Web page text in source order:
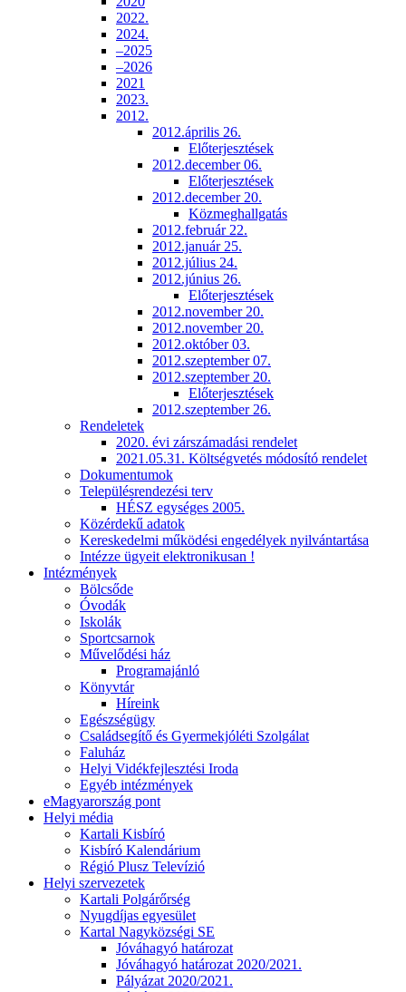
2022.
2024.
–2025
–2026
2021
2023.
2012.
2012.április 26.
Előterjesztések
2012.december 06.
Előterjesztések
2012.december 20.
Közmeghallgatás
2012.február 22.
2012.január 25.
2012.július 24.
2012.június 26.
Előterjesztések
2012.november 20.
2012.november 20.
2012.október 03.
2012.szeptember 07.
2012.szeptember 20.
Előterjesztések
2012.szeptember 26.
Rendeletek
2020. évi zárszámadási rendelet
2021.05.31. Költségvetés módosító rendelet
Dokumentumok
Településrendezési terv
HÉSZ egységes 2005.
Közérdekű adatok
Kereskedelmi működési engedélyek nyilvántartása
Intézze ügyeit elektronikusan !
Intézmények
Bölcsőde
Óvodák
Iskolák
Sportcsarnok
Művelődési ház
Programajánló
Könyvtár
Híreink
Egészségügy
Családsegítő és Gyermekjóléti Szolgálat
Faluház
Helyi Vidékfejlesztési Iroda
Egyéb intézmények
eMagyarország pont
Helyi média
Kartali Kisbíró
Kisbíró Kalendárium
Régió Plusz Televízió
Helyi szervezetek
Kartali Polgárőrség
Nyugdíjas egyesület
Kartal Nagyközségi SE
Jóváhagyó határozat
Jóváhagyó határozat 2020/2021.
Pályázat 2020/2021.